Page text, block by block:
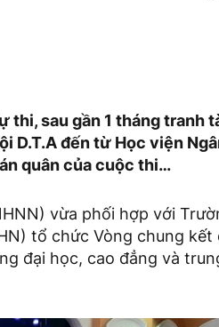
thi, sau gần 1 tháng tranh
D.T.A đến từ Học viện
quân của cuộc thi…
vừa phối hợp với
tổ chức Vòng chung kết
đại học, cao đẳng và